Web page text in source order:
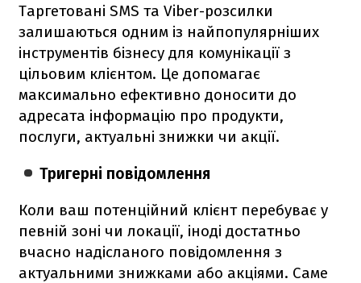
Таргетовані SMS та Viber-розсилки
залишаються одним із найпопулярніших
інструментів бізнесу для комунікації з
цільовим клієнтом. Це допомагає
максимально ефективно доносити до
адресата інформацію про продукти,
послуги, актуальні знижки чи акції.
Тригерні повідомлення
Коли ваш потенційний клієнт перебуває у
певній зоні чи локації, іноді достатньо
вчасно надісланого повідомлення з
актуальними знижками або акціями. Саме